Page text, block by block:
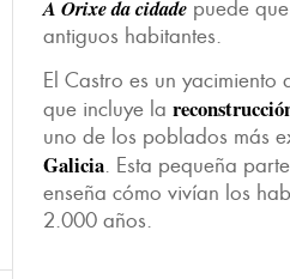
A Orixe da cidade puede
antiguos habitantes.
El Castro es un
que incluye la
uno de los poblados más
Galicia. Esta pequeña
enseña cómo vivían los
2.000 años.